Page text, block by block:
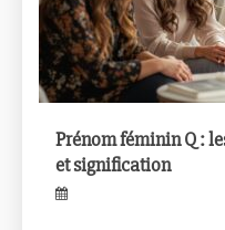
Prénom féminin Q :
et signification